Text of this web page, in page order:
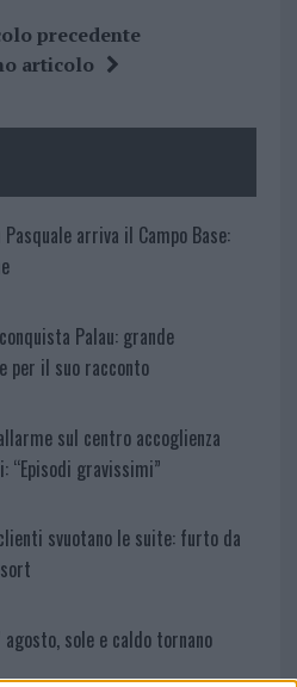
a
re
precedente
articolo
Pasquale arriva il Campo Base:
Palau: grande
per il suo racconto
sul centro accoglienza
“Episodi gravissimi”
svuotano le suite: furto da
agosto, sole e caldo tornano